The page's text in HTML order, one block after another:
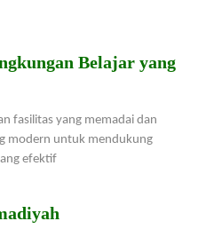
Belajar yang
fasilitas yang memadai dan
modern untuk mendukung
efektif